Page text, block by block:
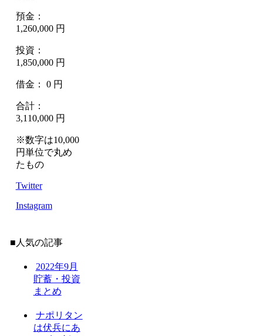
預金：
1,260,000 円
投資：
1,850,000 円
借金： 0 円
合計：
3,110,000 円
※数字は10,000
円単位で丸め
たもの
Twitter
Instagram
■人気の記事
2022年9月
貯蓄・投資
まとめ
ナポリタン
は伏兵にあ